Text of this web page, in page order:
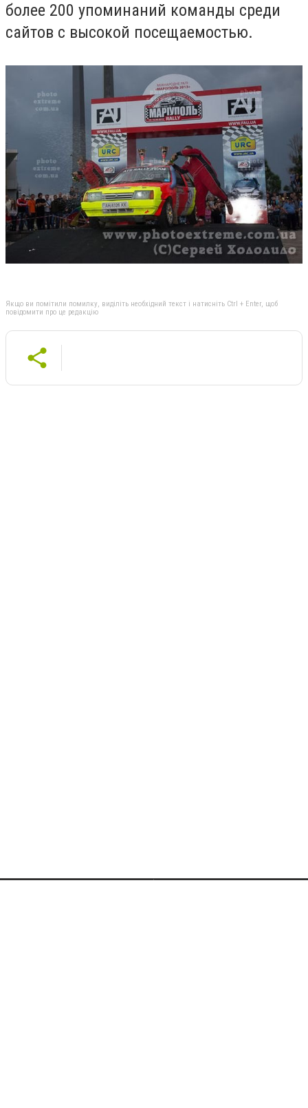
более 200 упоминаний команды среди
сайтов с высокой посещаемостью.
Якщо ви помітили помилку, виділіть необхідний текст і натисніть Ctrl + Enter, щоб
повідомити про це редакцію